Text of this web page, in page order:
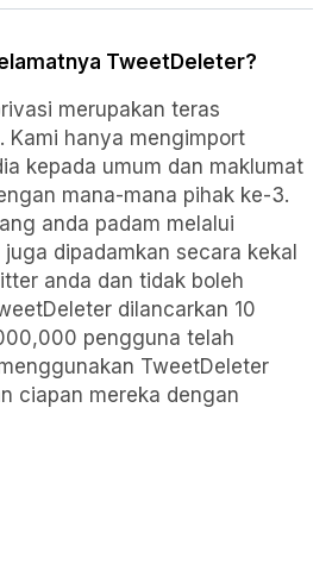
TweetDeleter?
merupakan teras
Kami hanya mengimport
kepada umum dan maklumat
mana-mana pihak ke-3.
anda padam melalui
dipadamkan secara kekal
anda dan tidak boleh
dilancarkan 10
pengguna telah
TweetDeleter
ciapan mereka dengan